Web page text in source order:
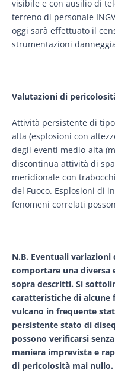
visibile e con ausilio di
terreno di personale
oggi sarà effettuato il
strumentazioni
Valutazioni di
Attività persistente di
alta (esplosioni con
degli eventi medio-alta
discontinua attività di
meridionale con
del Fuoco. Esplosioni di
fenomeni correlati
N.B. Eventuali variazioni
comportare una diversa
sopra descritti. Si
caratteristiche di alcune
vulcano in frequente
persistente stato di
possono verificarsi
maniera imprevista e
di pericolosità mai nullo.